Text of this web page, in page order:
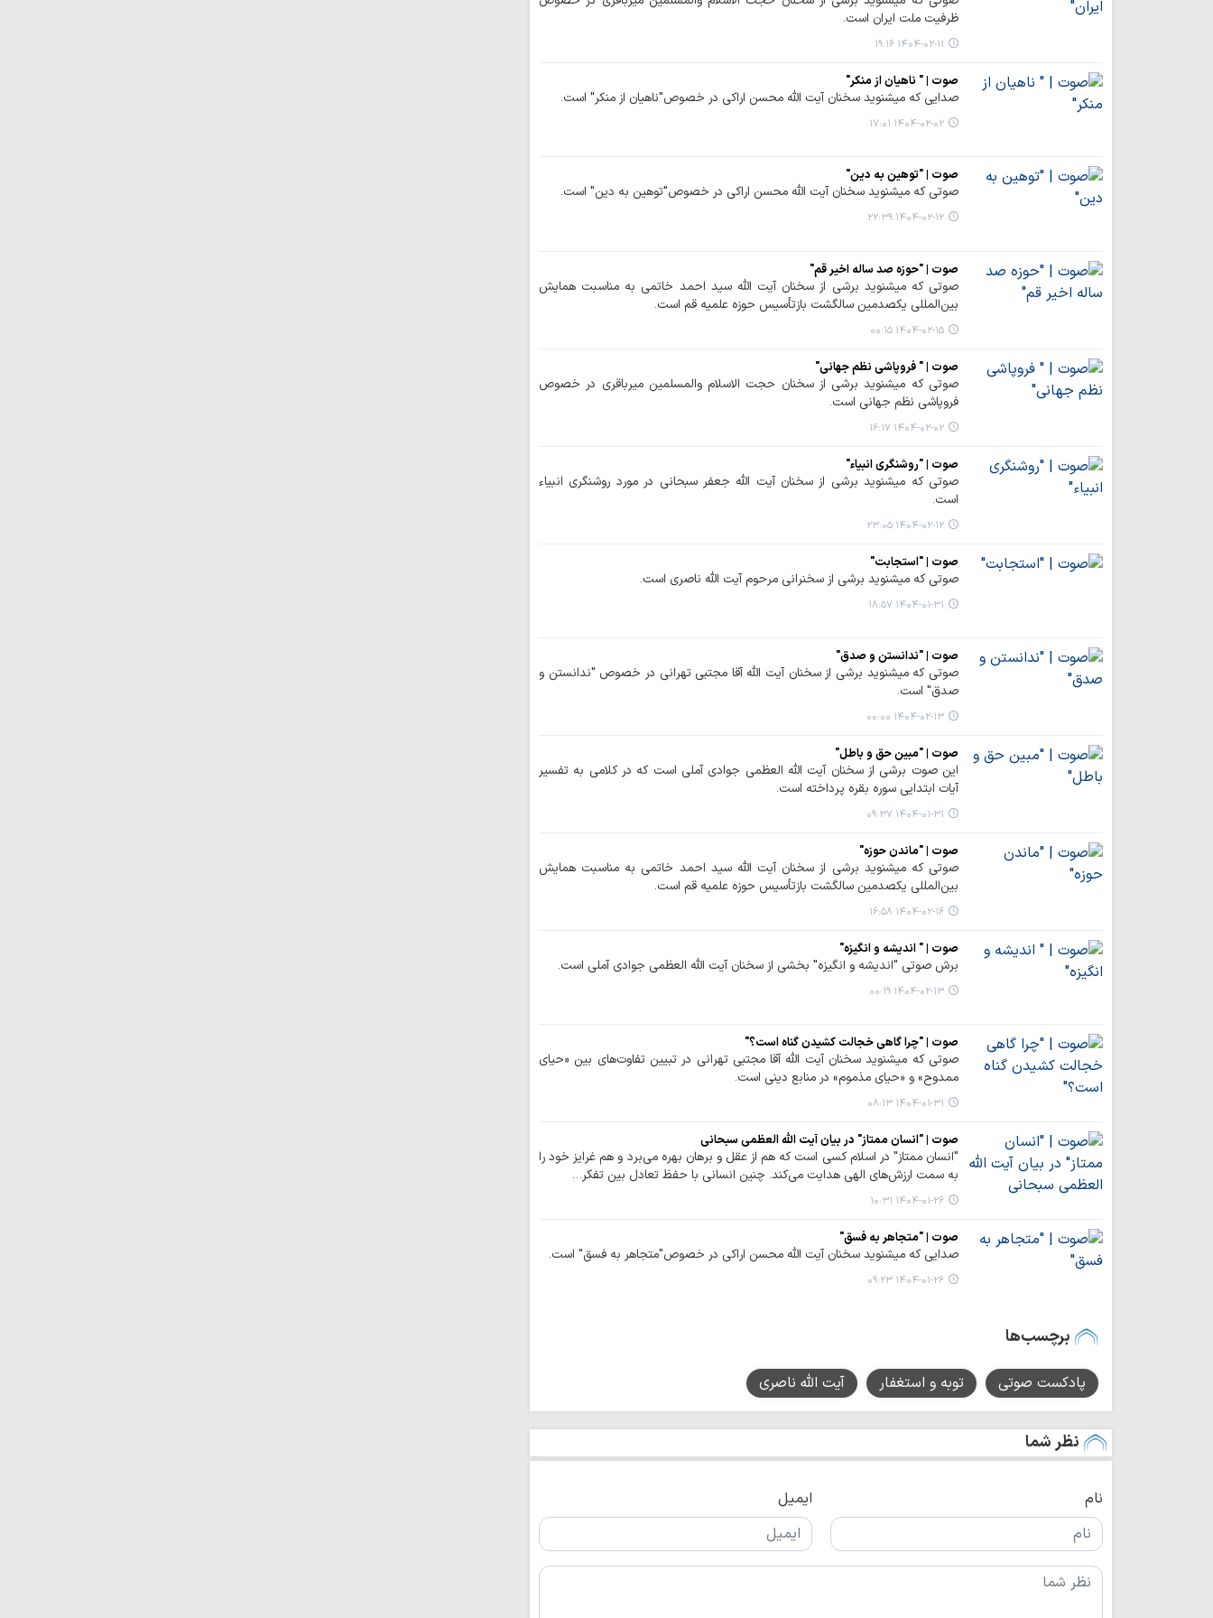
ظرفیت ملت ایران است.
۱۴۰۴-۰۲-۱۱ ۱۹:۱۶
صوت | " ناهیان از منکر"
صدایی که میشنوید سخنان آیت الله محسن اراکی در خصوص"ناهیان از منکر" است.
۱۴۰۴-۰۲-۰۲ ۱۷:۰۱
صوت | "توهین به دین"
صوتی که میشنوید سخنان آیت الله محسن اراکی در خصوص"توهین به دین" است.
۱۴۰۴-۰۲-۱۲ ۲۲:۳۹
صوت | "حوزه صد ساله اخیر قم"
صوتی که میشنوید برشی از سخنان آیت الله سید احمد خاتمی به مناسبت همایش
بین‌المللی یکصدمین سالگشت بازتأسیس حوزه علمیه قم است.
۱۴۰۴-۰۲-۱۵ ۰۰:۱۵
صوت | " فروپاشی نظم جهانی"
صوتی که میشنوید برشی از سخنان حجت الاسلام والمسلمین میرباقری در خصوص
فروپاشی نظم جهانی است.
۱۴۰۴-۰۲-۰۲ ۱۶:۱۷
صوت | "روشنگری انبیاء"
صوتی که میشنوید برشی از سخنان آیت الله جعفر سبحانی در مورد روشنگری انبیاء
است.
۱۴۰۴-۰۲-۱۲ ۲۳:۰۵
صوت | "استجابت"
صوتی که میشنوید برشی از سخنرانی مرحوم آیت الله ناصری است.
۱۴۰۴-۰۱-۳۱ ۱۸:۵۷
صوت | "ندانستن و صدق"
صوتی که میشنوید برشی از سخنان آیت الله آقا مجتبی تهرانی در خصوص "ندانستن و
صدق" است.
۱۴۰۴-۰۲-۱۳ ۰۰:۰۰
صوت | "مبین حق و باطل"
این صوت برشی از سخنان آیت الله العظمی جوادی آملی است که در کلامی به تفسیر
آیات ابتدایی سوره بقره پرداخته است.
۱۴۰۴-۰۱-۳۱ ۰۹:۳۷
صوت | "ماندن حوزه"
صوتی که میشنوید برشی از سخنان آیت الله سید احمد خاتمی به مناسبت همایش
بین‌المللی یکصدمین سالگشت بازتأسیس حوزه علمیه قم است.
۱۴۰۴-۰۲-۱۶ ۱۶:۵۸
صوت | " اندیشه و انگیزه"
برش صوتی "اندیشه و انگیزه" بخشی از سخنان آیت الله العظمی جوادی آملی است.
۱۴۰۴-۰۲-۱۳ ۰۰:۱۹
صوت | "چرا گاهی خجالت کشیدن گناه است؟"
صوتی که میشنوید سخنان آیت الله آقا مجتبی تهرانی در تبیین تفاوت‌های بین «حیای
ممدوح» و «حیای مذموم» در منابع دینی است.
۱۴۰۴-۰۱-۳۱ ۰۸:۱۳
صوت | "انسان ممتاز" در بیان آیت الله العظمی سبحانی
"انسان ممتاز" در اسلام کسی است که هم از عقل و برهان بهره می‌برد و هم غرایز خود را
به سمت ارزش‌های الهی هدایت می‌کند. چنین انسانی با حفظ تعادل بین تفکر…
۱۴۰۴-۰۱-۲۶ ۱۰:۳۱
صوت | "متجاهر به فسق"
صدایی که میشنوید سخنان آیت الله محسن اراکی در خصوص"متجاهر به فسق" است.
۱۴۰۴-۰۱-۲۶ ۰۹:۲۳
برچسب‌ها
پادکست صوتی توبه و استغفار آیت الله ناصری
نظر شما
نام ایمیل